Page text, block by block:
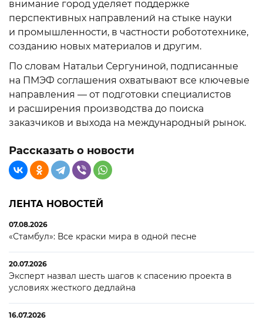
внимание город уделяет поддержке
перспективных направлений на стыке науки
и промышленности, в частности робототехнике,
созданию новых материалов и другим.
По словам Натальи Сергуниной, подписанные
на ПМЭФ соглашения охватывают все ключевые
направления — от подготовки специалистов
и расширения производства до поиска
заказчиков и выхода на международный рынок.
Рассказать о новости
ЛЕНТА НОВОСТЕЙ
07.08.2026
«Стамбул»: Все краски мира в одной песне
20.07.2026
Эксперт назвал шесть шагов к спасению проекта в
условиях жесткого дедлайна
16.07.2026